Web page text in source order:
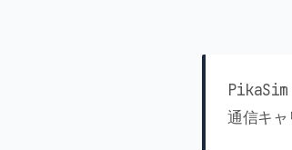
PikaSim
通信キャ